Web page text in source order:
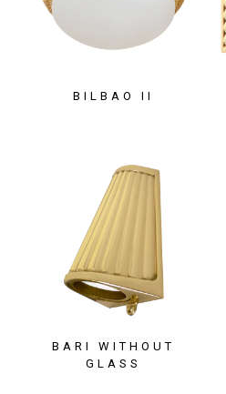
BILBAO II
BARI WITHOUT
GLASS